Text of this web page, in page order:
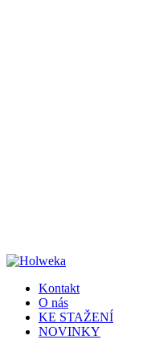
Kontakt
O nás
KE STAŽENÍ
NOVINKY